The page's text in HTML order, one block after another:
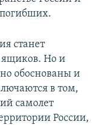
станет
ящиков. Но и
обоснованы и
в том,
самолет
России,